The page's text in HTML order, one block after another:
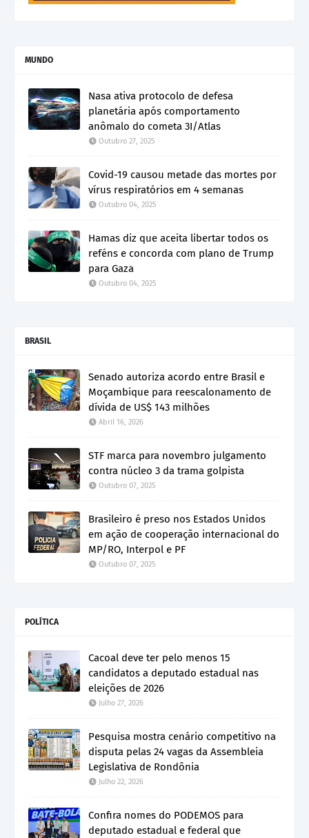
MUNDO
Nasa ativa protocolo de defesa
planetária após comportamento
anômalo do cometa 3I/Atlas
Outubro 27, 2025
Covid-19 causou metade das mortes por
vírus respiratórios em 4 semanas
Outubro 04, 2025
Hamas diz que aceita libertar todos os
reféns e concorda com plano de Trump
para Gaza
Outubro 04, 2025
BRASIL
Senado autoriza acordo entre Brasil e
Moçambique para reescalonamento de
dívida de US$ 143 milhões
Abril 16, 2026
STF marca para novembro julgamento
contra núcleo 3 da trama golpista
Outubro 07, 2025
Brasileiro é preso nos Estados Unidos
em ação de cooperação internacional do
MP/RO, Interpol e PF
Outubro 07, 2025
POLÍTICA
Cacoal deve ter pelo menos 15
candidatos a deputado estadual nas
eleições de 2026
Julho 27, 2026
Pesquisa mostra cenário competitivo na
disputa pelas 24 vagas da Assembleia
Legislativa de Rondônia
Julho 22, 2026
Confira nomes do PODEMOS para
deputado estadual e federal que